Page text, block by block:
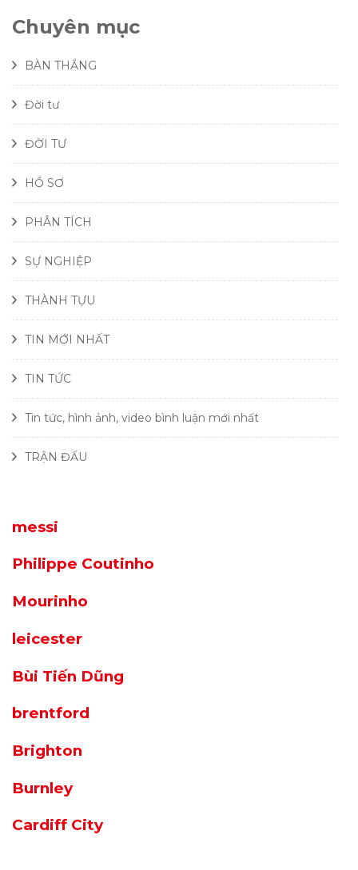
Chuyên mục
BÀN THẮNG
Đời tư
ĐỜI TƯ
HỒ SƠ
PHÂN TÍCH
SỰ NGHIỆP
THÀNH TỰU
TIN MỚI NHẤT
TIN TỨC
Tin tức, hình ảnh, video bình luận mới nhất
TRẬN ĐẤU
messi
Philippe Coutinho
Mourinho
leicester
Bùi Tiến Dũng
brentford
Brighton
Burnley
Cardiff City